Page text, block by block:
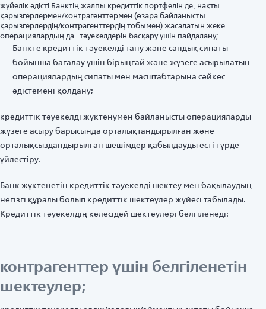
жүйелік әдісті Банктің жалпы кредиттік портфелін де, нақты
қарызгерлермен/контрагенттермен (өзара байланысты
қарызгерлердің/контрагенттердің тобымен) жасалатын жеке
операциялардың да тәуекелдерін басқару үшін пайдалану;
Банкте кредиттік тәуекелді тану және сандық сипаты
бойынша бағалау үшін бірыңғай және жүзеге асырылатын
операциялардың сипаты мен масштабтарына сәйкес
әдістемені қолдану;
кредиттік тәуекелді жүктенумен байланысты операцияларды
жүзеге асыру барысында орталықтандырылған және
орталықсыздандырылған шешімдер қабылдауды есті түрде
үйлестіру.
Банк жүктенетін кредиттік тәуекелді шектеу мен бақылаудың
негізгі құралы болып кредиттік шектеулер жүйесі табылады.
Кредиттік тәуекелдің келесідей шектеулері белгіленеді:
контрагенттер үшін белгіленетін
шектеулер;